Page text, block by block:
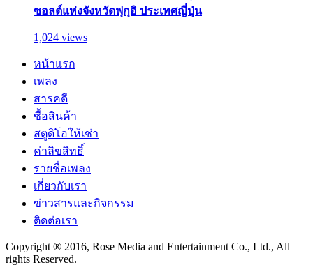
ซอลต์แห่งจังหวัดฟุกุอิ ประเทศญี่ปุ่น
1,024 views
หน้าแรก
เพลง
สารคดี
ซื้อสินค้า
สตูดิโอให้เช่า
ค่าลิขสิทธิ์
รายชื่อเพลง
เกี่ยวกับเรา
ข่าวสารและกิจกรรม
ติดต่อเรา
Copyright ® 2016, Rose Media and Entertainment Co., Ltd., All
rights Reserved.